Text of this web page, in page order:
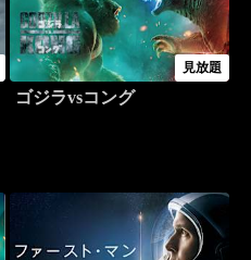
見放題
ゴジラvsコング